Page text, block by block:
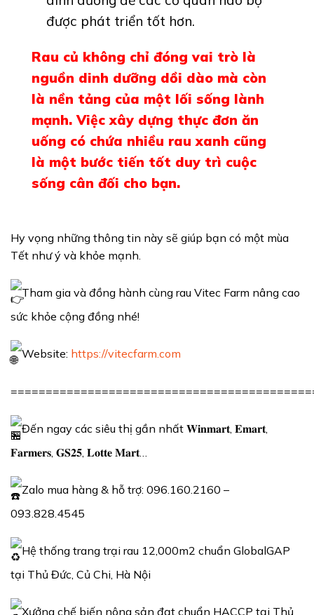
được phát triển tốt hơn.
Rau củ không chỉ đóng vai trò là
nguồn dinh dưỡng dồi dào mà còn
là nền tảng của một lối sống lành
mạnh. Việc xây dựng thực đơn ăn
uống có chứa nhiều rau xanh cũng
là một bước tiến tốt duy trì cuộc
sống cân đối cho bạn.
Hy vọng những thông tin này sẽ giúp bạn có một mùa
Tết như ý và khỏe mạnh.
Tham gia và đồng hành cùng rau Vitec Farm nâng cao
sức khỏe cộng đồng nhé!
Website: https://vitecfarm.com
Đến ngay các siêu thị gần nhất 𝐖𝐢𝐧𝐦𝐚𝐫𝐭, 𝐄𝐦𝐚𝐫𝐭,
𝐅𝐚𝐫𝐦𝐞𝐫𝐬, 𝐆𝐒𝟐𝟓, 𝐋𝐨𝐭𝐭𝐞 𝐌𝐚𝐫𝐭…
Zalo mua hàng & hỗ trợ: 096.160.2160 –
093.828.4545
Hệ thống trang trại rau 12,000m2 chuẩn GlobalGAP
tại Thủ Đức, Củ Chi, Hà Nội
Xưởng chế biến nông sản đạt chuẩn HACCP tại Thủ